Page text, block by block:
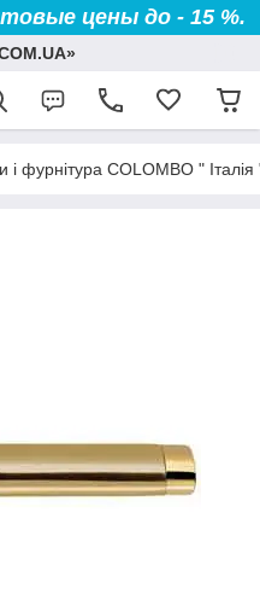
цены до - 15 %.
і фурнітура COLOMBO " Італія